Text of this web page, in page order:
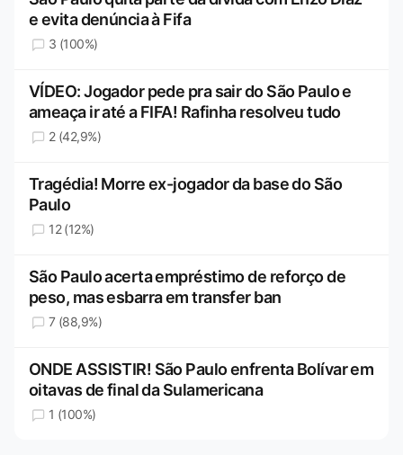
e evita denúncia à Fifa
3 (100%)
VÍDEO: Jogador pede pra sair do São Paulo e
ameaça ir até a FIFA! Rafinha resolveu tudo
2 (42,9%)
Tragédia! Morre ex-jogador da base do São
Paulo
12 (12%)
São Paulo acerta empréstimo de reforço de
peso, mas esbarra em transfer ban
7 (88,9%)
ONDE ASSISTIR! São Paulo enfrenta Bolívar em
oitavas de final da Sulamericana
1 (100%)